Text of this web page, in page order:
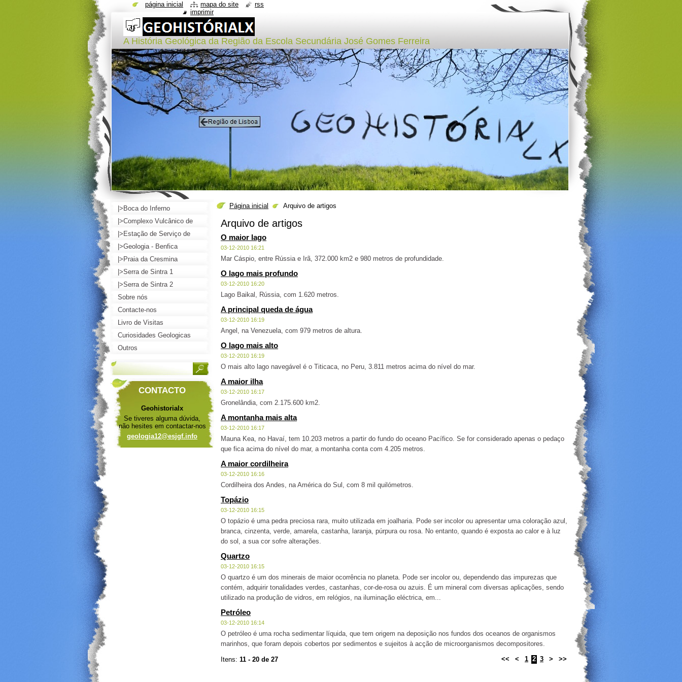
A História Geológica da Região da Escola Secundária José Gomes Ferreira
Página inicial Arquivo de artigos
Arquivo de artigos
O maior lago
03-12-2010 16:21
Mar Cáspio, entre Rússia e Irã, 372.000 km2 e 980 metros de profundidade.
O lago mais profundo
03-12-2010 16:20
Lago Baikal, Rússia, com 1.620 metros.
A principal queda de água
03-12-2010 16:19
Angel, na Venezuela, com 979 metros de altura.
O lago mais alto
03-12-2010 16:19
O mais alto lago navegável é o Titicaca, no Peru, 3.811 metros acima do nível do mar.
A maior ilha
03-12-2010 16:17
Gronelândia, com 2.175.600 km2.
A montanha mais alta
03-12-2010 16:17
Mauna Kea, no Havaí, tem 10.203 metros a partir do fundo do oceano Pacífico. Se for considerado apenas o pedaço
que fica acima do nível do mar, a montanha conta com 4.205 metros.
A maior cordilheira
03-12-2010 16:16
Cordilheira dos Andes, na América do Sul, com 8 mil quilómetros.
Topázio
03-12-2010 16:15
O topázio é uma pedra preciosa rara, muito utilizada em joalharia. Pode ser incolor ou apresentar uma coloração azul,
branca, cinzenta, verde, amarela, castanha, laranja, púrpura ou rosa. No entanto, quando é exposta ao calor e à luz
do sol, a sua cor sofre alterações.
Quartzo
03-12-2010 16:15
O quartzo é um dos minerais de maior ocorrência no planeta. Pode ser incolor ou, dependendo das impurezas que
contém, adquirir tonalidades verdes, castanhas, cor-de-rosa ou azuis. É um mineral com diversas aplicações, sendo
utilizado na produção de vidros, em relógios, na iluminação eléctrica, em...
Petróleo
03-12-2010 16:14
O petróleo é uma rocha sedimentar líquida, que tem origem na deposição nos fundos dos oceanos de organismos
marinhos, que foram depois cobertos por sedimentos e sujeitos à acção de microorganismos decompositores.
Itens: 11 - 20 de 27 << < 1 2 3 > >>
|>Boca do Inferno
|>Complexo Vulcânico de
Lisboa
|>Estação de Serviço de
Loures
|>Geologia - Benfica
|>Praia da Cresmina
|>Serra de Sintra 1
|>Serra de Sintra 2
Sobre nós
Contacte-nos
Livro de Visitas
Curiosidades Geologicas
Outros
CONTACTO
Geohistorialx
Se tiveres alguma dúvida,
não hesites em contactar-nos
geologia12@esjgf.info
página inicial mapa do site
rss
imprimir